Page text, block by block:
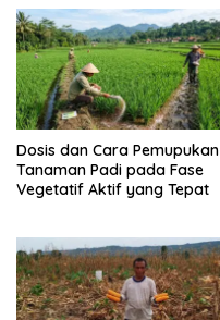
Dosis dan Cara Pemupukan
Tanaman Padi pada Fase
Vegetatif Aktif yang Tepat